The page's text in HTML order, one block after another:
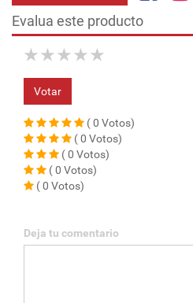
Evalua este producto
★
★
★
★
★
Votar
( 0 Votos)
( 0 Votos)
( 0 Votos)
( 0 Votos)
( 0 Votos)
Deja tu comentario